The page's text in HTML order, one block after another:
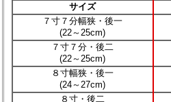
サイズ
７寸７分幅狭・後一
(22～25cm)
７寸７分・後二
(22～25cm)
８寸幅狭・後一
(24～27cm)
８寸・後二